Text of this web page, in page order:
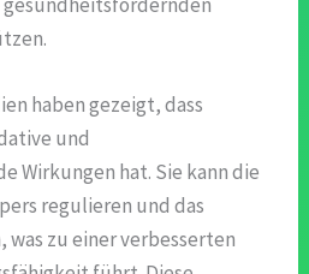
haben gezeigt, dass
und
Wirkungen hat. Sie kann die
regulieren und das
was zu einer verbesserten